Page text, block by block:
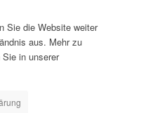
Sie die Website weiter
aus. Mehr zu
in unserer